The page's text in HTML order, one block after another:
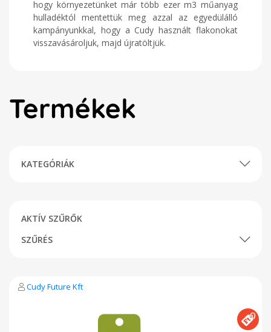
hogy környezetünket már több ezer m3 műanyag
hulladéktól mentettük meg azzal az egyedülálló
kampányunkkal, hogy a Cudy használt flakonokat
visszavásároljuk, majd újratöltjük.
Termékek
KATEGÓRIÁK
AKTÍV SZŰRŐK
SZŰRÉS
Cudy Future Kft